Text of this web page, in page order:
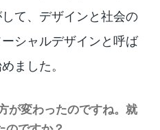
て、デザインと社会の
シャルデザインと呼ば
ました。
が変わったのですね。就